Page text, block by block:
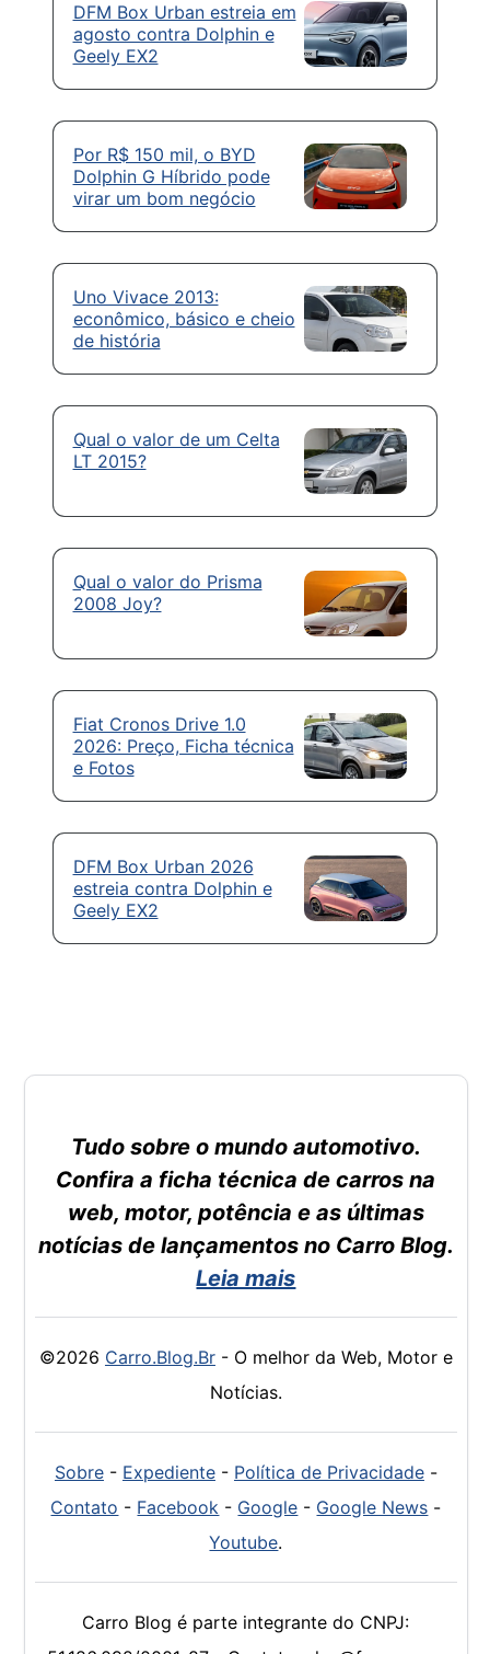
DFM Box Urban estreia em
agosto contra Dolphin e
Geely EX2
Por R$ 150 mil, o BYD
Dolphin G Híbrido pode
virar um bom negócio
Uno Vivace 2013:
econômico, básico e cheio
de história
Qual o valor de um Celta
LT 2015?
Qual o valor do Prisma
2008 Joy?
Fiat Cronos Drive 1.0
2026: Preço, Ficha técnica
e Fotos
DFM Box Urban 2026
estreia contra Dolphin e
Geely EX2
Tudo sobre o mundo automotivo.
Confira a ficha técnica de carros na
web, motor, potência e as últimas
notícias de lançamentos no Carro Blog.
Leia mais
©2026 Carro.Blog.Br- O melhor da Web, Motor e
Notícias.
Sobre- Expediente- Política de Privacidade-
Contato - Facebook - Google - Google News -
Youtube.
Carro Blog é parte integrante do CNPJ: